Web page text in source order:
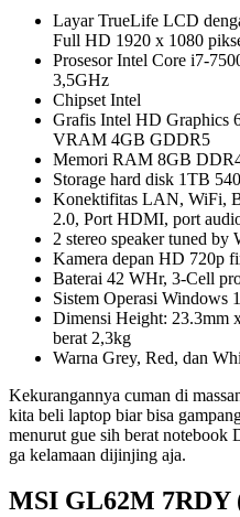
Layar TrueLife LCD
Full HD 1920 x 1080
Prosesor Intel Core i7-
3,5GHz
Chipset Intel
Grafis Intel HD Graphics
VRAM 4GB GDDR5
Memori RAM 8GB
Storage hard disk 1TB
Konektifitas LAN, WiFi,
2.0, Port HDMI, port
2 stereo speaker tuned
Kamera depan HD 720p
Baterai 42 WHr, 3-Cell
Sistem Operasi Windows
Dimensi Height: 23.3mm
berat 2,3kg
Warna Grey, Red, dan
Kekurangannya cuman di
kita beli laptop biar bisa
menurut gue sih berat notebook
ga kelamaan dijinjing aja.
MSI GL62M 7RDY